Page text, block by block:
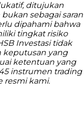
ditujukan
sebagai saran
dipahami bahwa
tingkat risiko
Investasi tidak
keputusan yang
ketentuan yang
instrumen trading
resmi kami.